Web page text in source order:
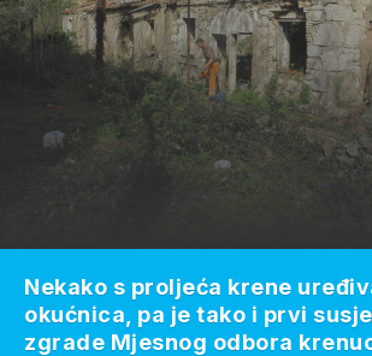
Nekako s proljeća krene
okućnica, pa je tako i prvi
zgrade Mjesnog odbora